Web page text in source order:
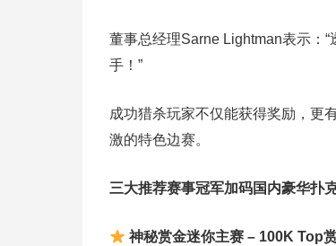
董事总经理Sarne Lightman表示：
手！”
成功猎杀玩家不仅能获得奖励，更
激的特色边赛。
三大推荐赛事冠军加码国内豪华扑
神秘赏金迷你主赛 – 100K Top